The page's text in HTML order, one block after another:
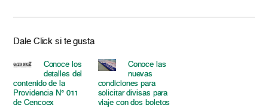
Dale Click si te gusta
Conoce los
detalles del
contenido de la
Providencia N° 011
de Cencoex
Conoce las
nuevas
condiciones para
solicitar divisas para
viaje con dos boletos